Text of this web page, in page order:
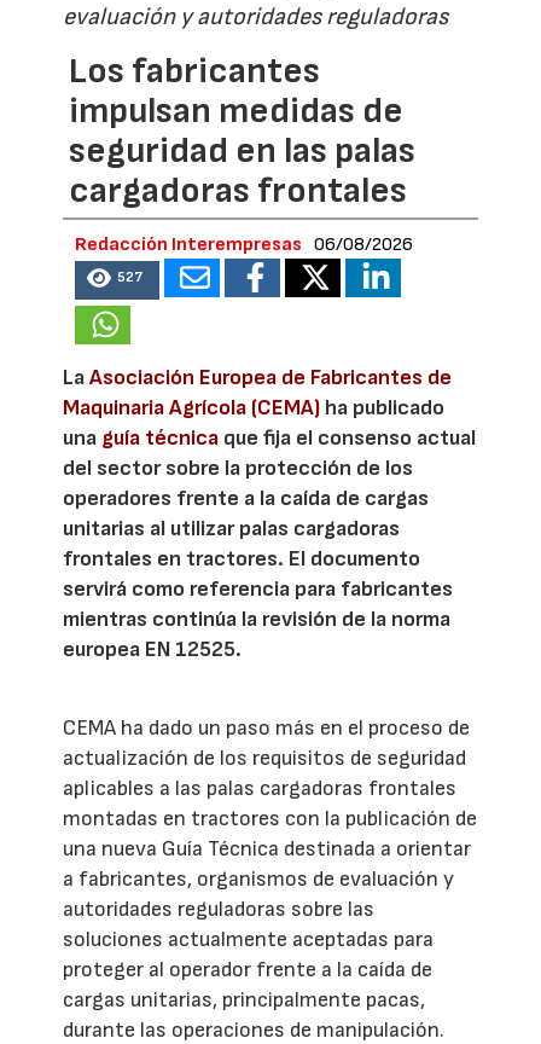
evaluación y autoridades reguladoras
Los fabricantes
impulsan medidas de
seguridad en las palas
cargadoras frontales
Redacción Interempresas 06/08/2026
527
LaAsociación Europea de Fabricantes de
Maquinaria Agrícola (CEMA) ha publicado
una guía técnica que fija el consenso actual
del sector sobre la protección de los
operadores frente a la caída de cargas
unitarias al utilizar palas cargadoras
frontales en tractores. El documento
servirá como referencia para fabricantes
mientras continúa la revisión de la norma
europea EN 12525.
CEMA ha dado un paso más en el proceso de
actualización de los requisitos de seguridad
aplicables a las palas cargadoras frontales
montadas en tractores con la publicación de
una nueva Guía Técnica destinada a orientar
a fabricantes, organismos de evaluación y
autoridades reguladoras sobre las
soluciones actualmente aceptadas para
proteger al operador frente a la caída de
cargas unitarias, principalmente pacas,
durante las operaciones de manipulación.